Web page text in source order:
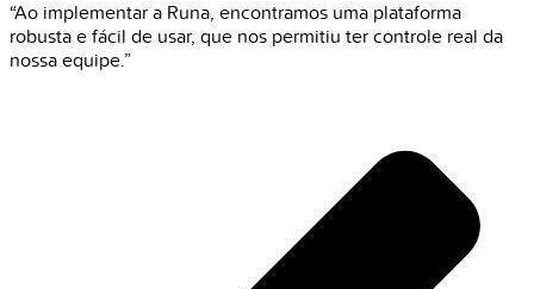
“Ao implementar a Runa, encontramos uma plataforma
robusta e fácil de usar, que nos permitiu ter controle real da
nossa equipe.”